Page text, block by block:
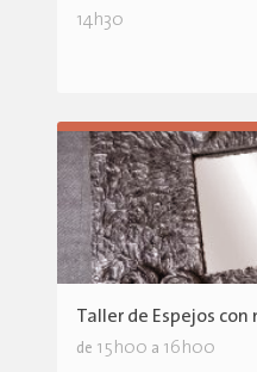
14h30
Taller de Espejos con
de 15h00 a 16h00